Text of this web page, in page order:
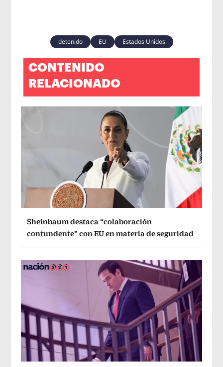
detenido EU Estados Unidos
CONTENIDO
RELACIONADO
Sheinbaum destaca “colaboración
contundente” con EU en materia de seguridad